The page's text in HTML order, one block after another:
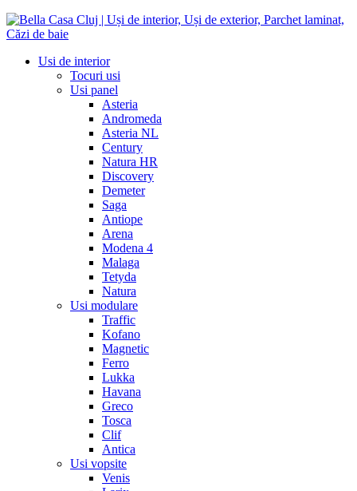
Usi de interior
Tocuri usi
Usi panel
Asteria
Andromeda
Asteria NL
Century
Natura HR
Discovery
Demeter
Saga
Antiope
Arena
Modena 4
Malaga
Tetyda
Natura
Usi modulare
Traffic
Kofano
Magnetic
Ferro
Lukka
Havana
Greco
Tosca
Clif
Antica
Usi vopsite
Venis